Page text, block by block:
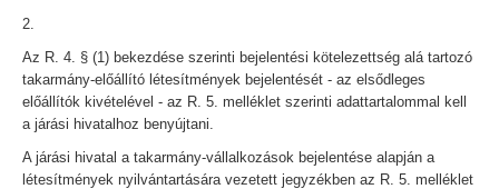
2.
Az R. 4. § (1) bekezdése szerinti bejelentési kötelezettség alá tartozó
takarmány-előállító létesítmények bejelentését - az elsődleges
előállítók kivételével - az R. 5. melléklet szerinti adattartalommal kell
a járási hivatalhoz benyújtani.
A járási hivatal a takarmány-vállalkozások bejelentése alapján a
létesítmények nyilvántartására vezetett jegyzékben az R. 5. melléklet